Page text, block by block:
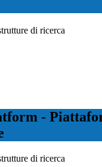
di ricerca
-
di ricerca